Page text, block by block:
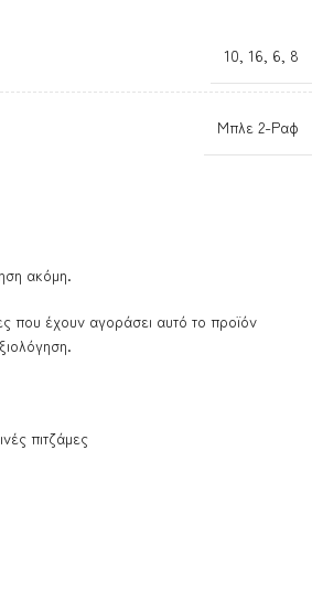
10, 16, 6, 8
Μπλε 2-Ραφ
ακόμη.
που έχουν αγοράσει αυτό το προϊόν
πιτζάμες